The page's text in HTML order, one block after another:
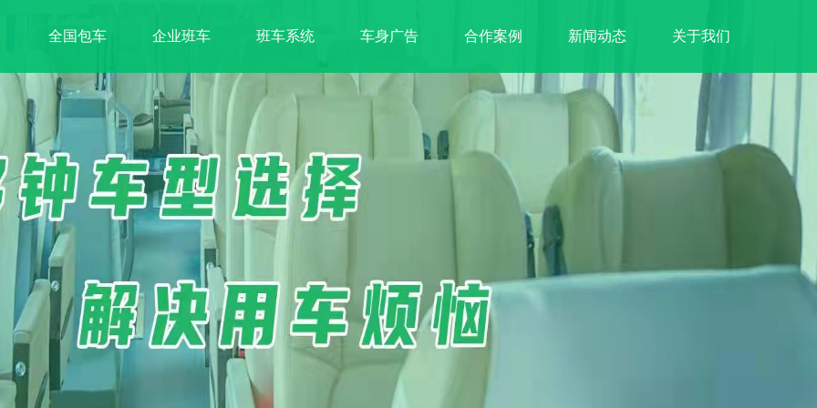
全国包车 企业班车 班车系统 车身广告 合作案例 新闻动态 关于我们